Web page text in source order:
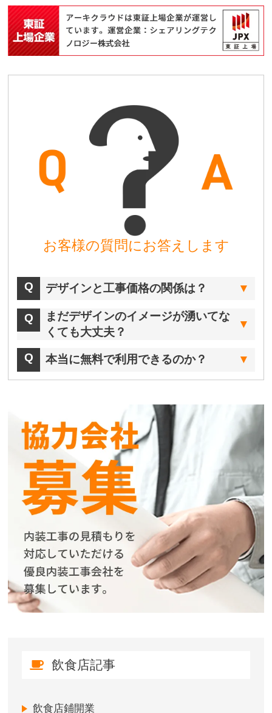
お客様の質問にお答えします
デザインと工事価格の関係は？
まだデザインのイメージが湧いてな
くても大丈夫？
本当に無料で利用できるのか？
飲食店記事
飲食店鋪開業